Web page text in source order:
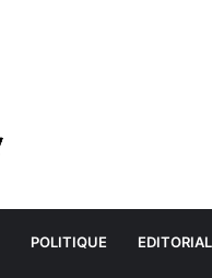
POLITIQUE EDITORIAL